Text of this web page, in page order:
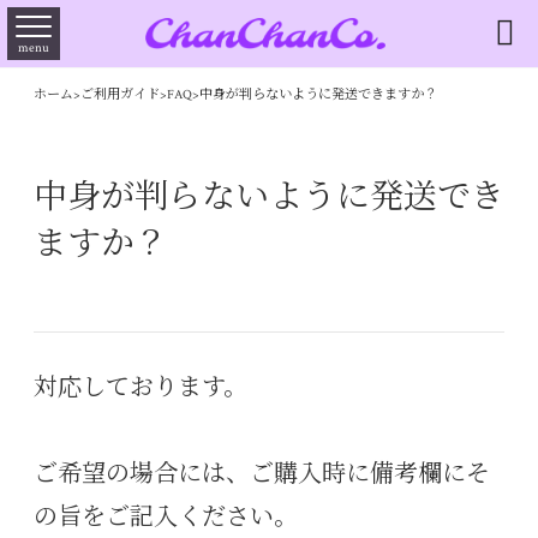
menu 
ホーム> ご利用ガイド>FAQ>中身が判らないように発送できますか？
中身が判らないように発送でき
ますか？
対応しております。
ご希望の場合には、ご購入時に備考欄にそ
の旨をご記入ください。